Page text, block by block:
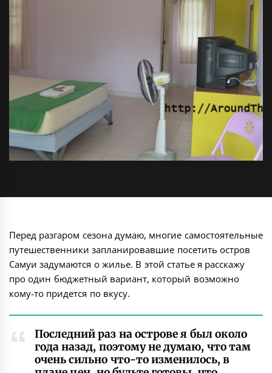
Перед разгаром сезона думаю, многие самостоятельные
путешественники запланировавшие посетить остров
Самуи задумаются о жилье. В этой статье я расскажу
про один бюджетный вариант, который возможно
кому-то придется по вкусу.
Последний раз на острове я был около
года назад, поэтому не думаю, что там
очень сильно что-то изменилось, в